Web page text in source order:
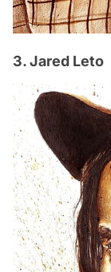
3. Jared Leto